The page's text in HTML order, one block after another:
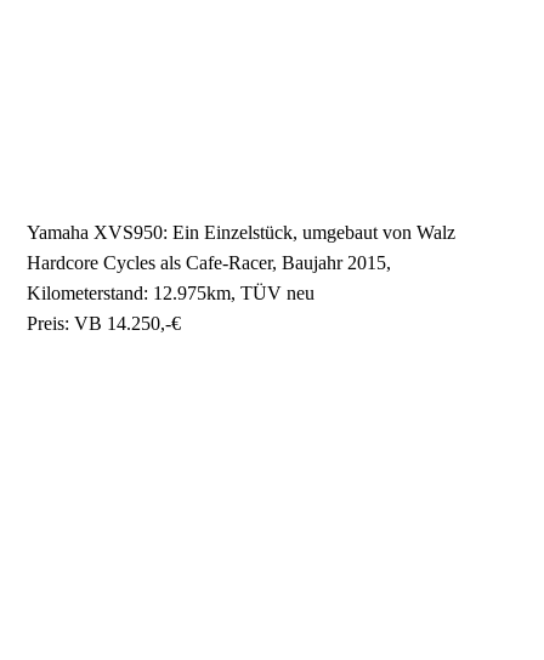
Yamaha XVS950: Ein Einzelstück, umgebaut von Walz
Hardcore Cycles als Cafe-Racer, Baujahr 2015,
Kilometerstand: 12.975km, TÜV neu
Preis: VB 14.250,-€